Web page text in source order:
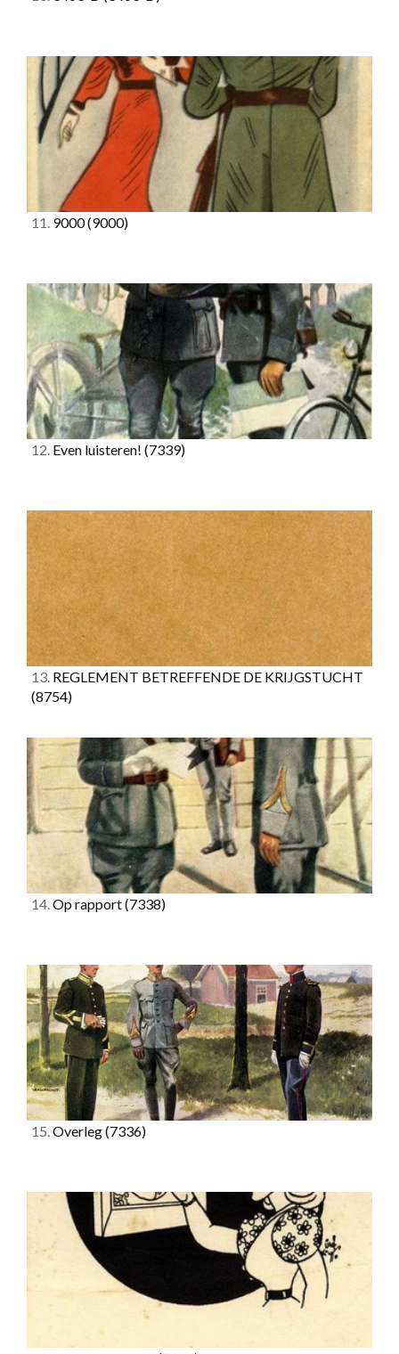
11. 9000(9000)
12. Even luisteren! (7339)
13. REGLEMENT BETREFFENDE DE KRIJGSTUCHT
(8754)
14.Op rapport(7338)
15.Overleg(7336)